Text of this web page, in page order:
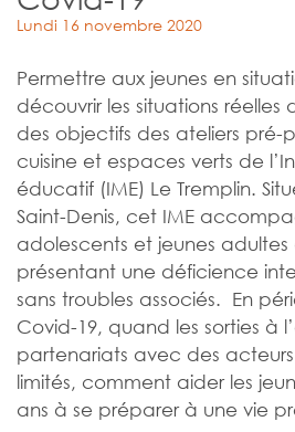
Lundi 16 novembre 2020
Permettre aux jeunes en
découvrir les situations réelles
des objectifs des ateliers pré-
cuisine et espaces verts de
éducatif (IME) Le Tremplin.
Saint-Denis, cet IME
adolescents et jeunes adultes
présentant une déficience
sans troubles associés. En
Covid-19, quand les sorties à
partenariats avec des
limités, comment aider les
ans à se préparer à une vie